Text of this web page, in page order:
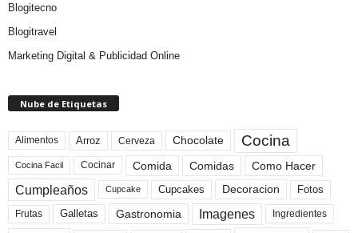
Blogitecno
Blogitravel
Marketing Digital & Publicidad Online
Nube de Etiquetas
Alimentos Arroz Cerveza Chocolate Cocina
Cocina Facil Cocinar Comida Comidas Como Hacer
Cumpleaños Cupcake Cupcakes Decoracion Fotos
Frutas Galletas Gastronomia Imagenes Ingredientes